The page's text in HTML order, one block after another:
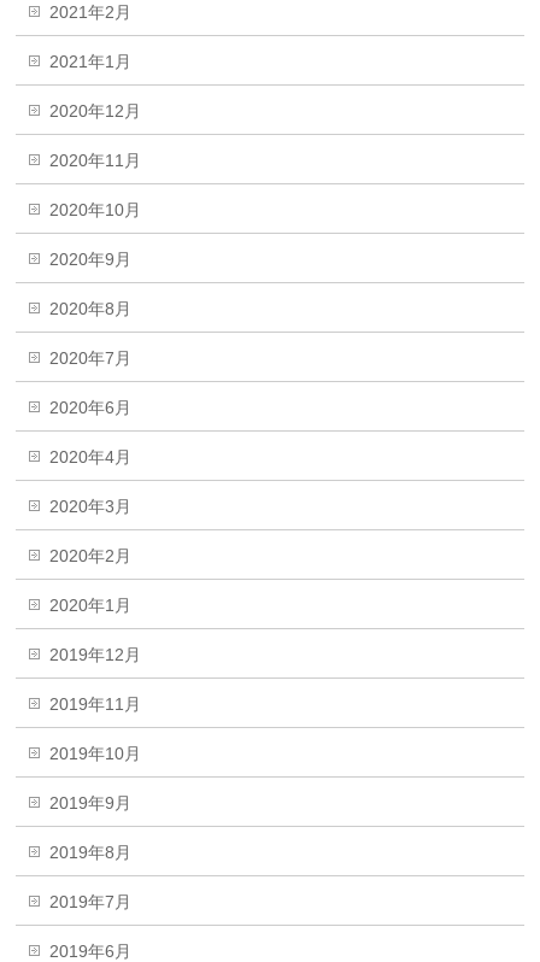
2021年2月
2021年1月
2020年12月
2020年11月
2020年10月
2020年9月
2020年8月
2020年7月
2020年6月
2020年4月
2020年3月
2020年2月
2020年1月
2019年12月
2019年11月
2019年10月
2019年9月
2019年8月
2019年7月
2019年6月